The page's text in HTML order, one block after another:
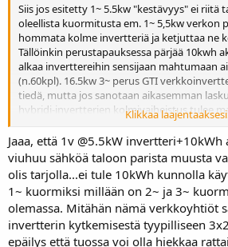
Siis jos esitetty 1~ 5.5kw "kestävyys" ei riitä
oleellista kuormitusta em. 1~ 5,5kw verkon
hommata kolme invertteriä ja ketjuttaa ne
Tällöinkin perustapauksessa pärjää 10kwh
alkaa inverttereihin sensijaan mahtumaan
(n.60kpl). 16.5kw 3~ perus GTI
tiedä, mutta jos sanotaan aikasemman
hybridi-invertterien kolmivaiheistus tulee
lisää vs. perus GTI, niin saadaan jokin hinta.
ei kannata edes vertailla, Yangtzen hybridi
halvempi.)
Klikkaa
Jaaa, että 1v @5.5kW invertteri+10kWh
viuhuu sähköä taloon parista muusta
olis tarjolla...ei tule 10kWh kunnolla
1~ kuormiksi millään on 2~ ja 3~
olemassa. Mitähän nämä verkkoyhtiöt
invertterin kytkemisestä tyypilliseen
epäilys että tuossa voi olla hiekkaa